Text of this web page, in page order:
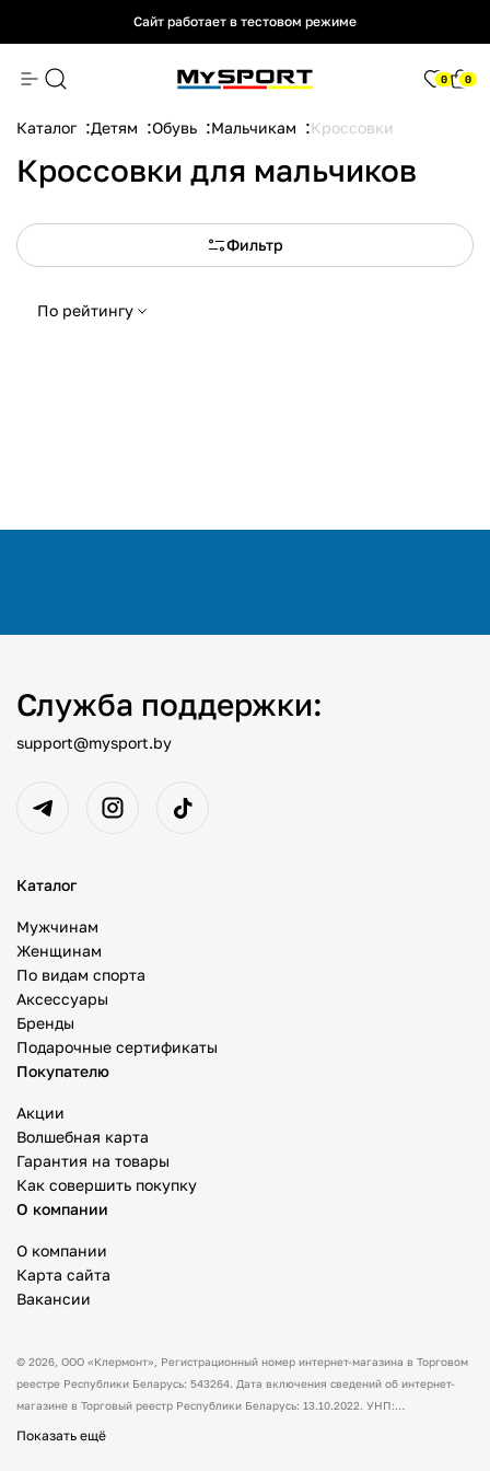
Сайт работает в тестовом режиме
Сайт работает в тестовом режиме
Сайт работает в тестовом режиме
0 0
Каталог Детям Обувь Мальчикам Кроссовки
Кроссовки для мальчиков
Фильтр
По рейтингу
Служба поддержки:
support@mysport.by
Каталог
Мужчинам
Женщинам
По видам спорта
Аксессуары
Бренды
Подарочные сертификаты
Покупателю
Акции
Волшебная карта
Гарантия на товары
Как совершить покупку
О компании
О компании
Карта сайта
Вакансии
© 2026, ООО «Клермонт» , Регистрационный номер интернет-магазина в Торговом
реестре Республики Беларусь: 543264. Дата включения сведений об интернет-
магазине в Торговый реестр Республики Беларусь: 13.10.2022. УНП:
Показать ещё